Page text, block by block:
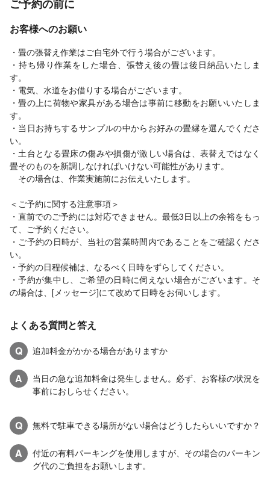
ご予約の前に
お客様へのお願い
・畳の張替え作業はご自宅外で行う場合がございます。
・持ち帰り作業をした場合、張替え後の畳は後日納品いたしま
す。
・電気、水道をお借りする場合がございます。
・畳の上に荷物や家具がある場合は事前に移動をお願いいたしま
す。
・当日お持ちするサンプルの中からお好みの畳縁を選んでくださ
い。
・土台となる畳床の傷みや損傷が激しい場合は、表替えではなく
畳そのものを新調しなければいけない可能性があります。
その場合は、作業実施前にお伝えいたします。
＜ご予約に関する注意事項＞
・直前でのご予約には対応できません。最低3日以上の余裕をもっ
て、ご予約ください。
・ご予約の日時が、当社の営業時間内であることをご確認くださ
い。
・予約の日程候補は、なるべく日時をずらしてください。
・予約が集中し、ご希望の日時に伺えない場合がございます。そ
の場合は、[メッセージ]にて改めて日時をお伺いします。
よくある質問と答え
Q
追加料金がかかる場合がありますか
A
当日の急な追加料金は発生しません。必ず、お客様の状況を
事前におしらせください。
Q 無料で駐車できる場所がない場合はどうしたらいいですか？
A
付近の有料パーキングを使用しますが、その場合のパーキン
グ代のご負担をお願いします。